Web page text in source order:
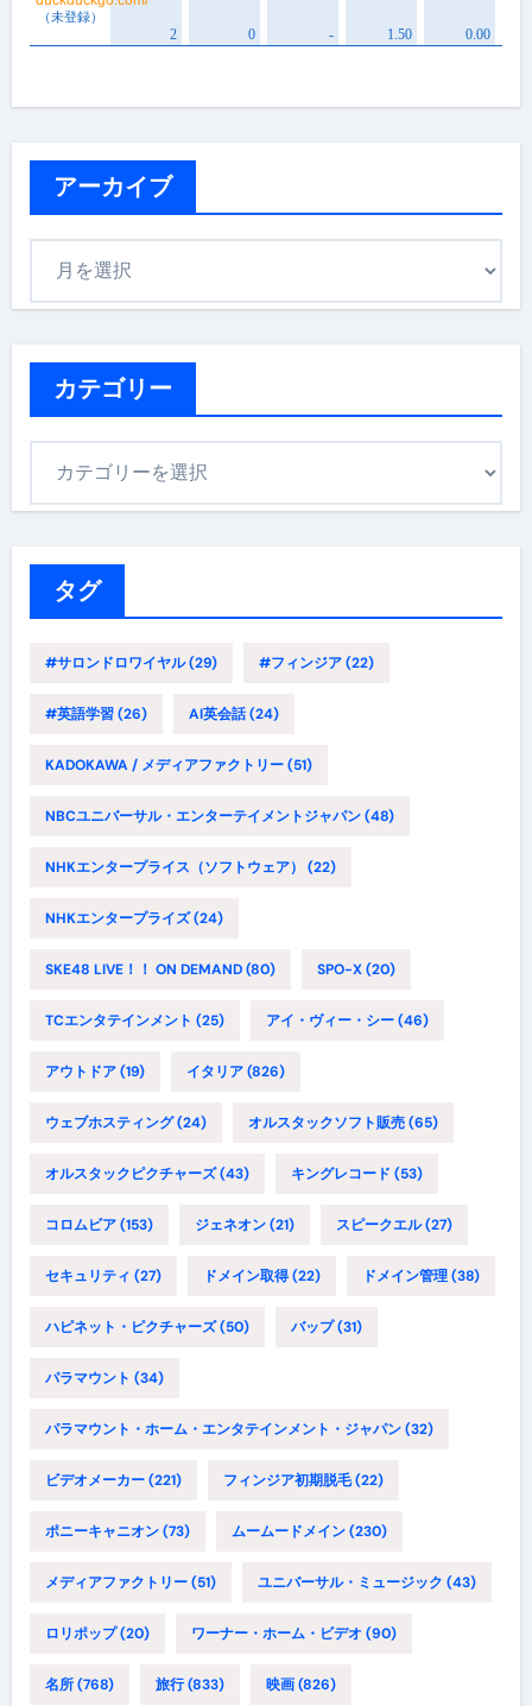
アーカイブ
カテゴリー
タグ
#サロンドロワイヤル(29) #フィンジア(22)
#英語学習(26) AI英会話(24)
KADOKAWA / メディアファクトリー(51)
NBCユニバーサル・エンターテイメントジャパン(48)
NHKエンタープライス（ソフトウェア） (22)
NHKエンタープライズ(24)
SKE48 LIVE！！ ON DEMAND(80) SPO-X(20)
TCエンタテインメント (25) アイ・ヴィー・シー(46)
アウトドア(19) イタリア(826)
ウェブホスティング(24) オルスタックソフト販売(65)
オルスタックピクチャーズ(43) キングレコード (53)
コロムビア(153) ジェネオン(21) スピークエル(27)
セキュリティ (27) ドメイン取得(22) ドメイン管理(38)
ハピネット・ピクチャーズ(50) バップ(31)
パラマウント (34)
パラマウント・ホーム・エンタテインメント・ジャパン(32)
ビデオメーカー(221) フィンジア初期脱毛(22)
ポニーキャニオン(73) ムームードメイン(230)
メディアファクトリー(51) ユニバーサル・ミュージック (43)
ロリポップ(20) ワーナー・ホーム・ビデオ (90)
名所(768) 旅行(833) 映画(826)